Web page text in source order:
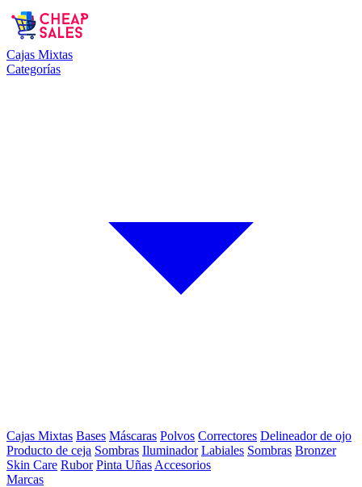
Cajas Mixtas
Categorías
Cajas Mixtas Bases Máscaras Polvos Correctores Delineador de ojo
Producto de ceja Sombras Iluminador Labiales Sombras Bronzer
Skin Care Rubor Pinta Uñas Accesorios
Marcas